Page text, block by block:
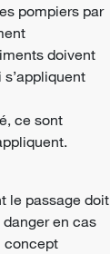
pompiers par
doivent
ce sont
le passage doit
en cas
concept